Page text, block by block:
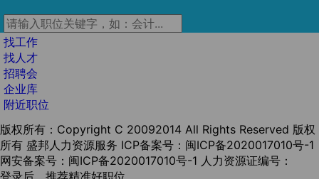
找工作
找人才
招聘会
企业库
附近职位
版权所有：Copyright C 20092014 All Rights Reserved 版权
所有 盛邦人力资源服务 ICP备案号：闽ICP备2020017010号-1
网安备案号：闽ICP备2020017010号-1 人力资源证编号：